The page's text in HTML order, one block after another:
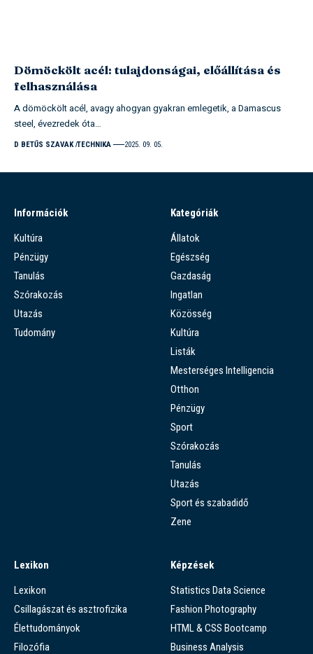
Dömöckölt acél: tulajdonságai, előállítása és
felhasználása
A dömöckölt acél, avagy ahogyan gyakran emlegetik, a Damascus
steel, évezredek óta…
D BETŰS SZAVAK TECHNIKA 2025. 09. 05.
Információk
Kultúra
Pénzügy
Tanulás
Szórakozás
Utazás
Tudomány
Kategóriák
Állatok
Egészség
Gazdaság
Ingatlan
Közösség
Kultúra
Listák
Mesterséges Intelligencia
Otthon
Pénzügy
Sport
Szórakozás
Tanulás
Utazás
Sport és szabadidő
Zene
Lexikon
Lexikon
Csillagászat és asztrofizika
Élettudományok
Filozófia
Képzések
Statistics Data Science
Fashion Photography
HTML & CSS Bootcamp
Business Analysis